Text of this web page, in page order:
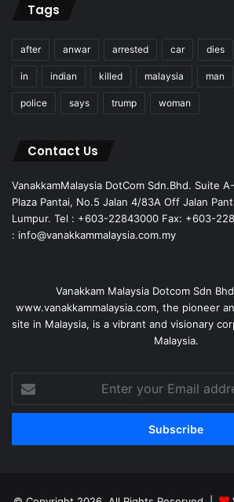
Tags
after anwar arrested car dies
in indian killed malaysia man
police says trump woman
Contact Us
VanakkamMalaysia DotCom Sdn.Bhd. Suite
Plaza Pantai, No.5 Jalan 4/83A Off Jalan
Lumpur. Tel : +603-22843000 Fax: +603-
: info@vanakkammalaysia.com.my
Vanakkam Malaysia Dotcom Sdn
www.vanakkammalaysia.com, the pioneer
site in Malaysia, is a vibrant and visionary
Malaysia.
your
Email